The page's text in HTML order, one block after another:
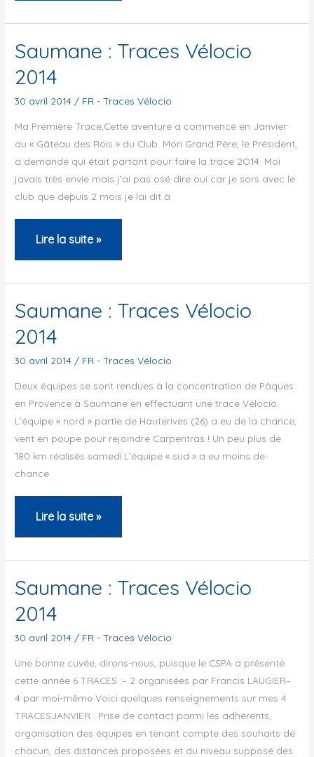
Traces
2014
Saumane : Traces Vélocio
2014
30 avril 2014 / FR - Traces Vélocio
Ma Première Trace,Cette aventure a commencé en Janvier
au « Gâteau des Rois » du Club. Mon Grand Père, le Président,
a demandé qui était partant pour faire la trace 2O14. Moi
javais très envie mais j’ai pas osé dire oui car je sors avec le
club que depuis 2 mois je lai dit à
Saumane
:
Traces
2014
Lire la suite »
Saumane : Traces Vélocio
2014
30 avril 2014 / FR - Traces Vélocio
Deux équipes se sont rendues à la concentration de Pâques
en Provence à Saumane en effectuant une trace Vélocio.
L’équipe « nord » partie de Hauterives (26) a eu de la chance,
vent en poupe pour rejoindre Carpentras ! Un peu plus de
180 km réalisés samedi.L’équipe « sud » a eu moins de
chance
Saumane
:
Traces
2014
Lire la suite »
Saumane : Traces Vélocio
2014
30 avril 2014 / FR - Traces Vélocio
Une bonne cuvée, dirons-nous, puisque le CSPA a présenté
cette année 6 TRACES :– 2 organisées par Francis LAUGIER–
4 par moi-même Voici quelques renseignements sur mes 4
TRACESJANVIER : Prise de contact parmi les adhérents,
organisation des équipes en tenant compte des souhaits de
chacun, des distances proposées et du niveau supposé des